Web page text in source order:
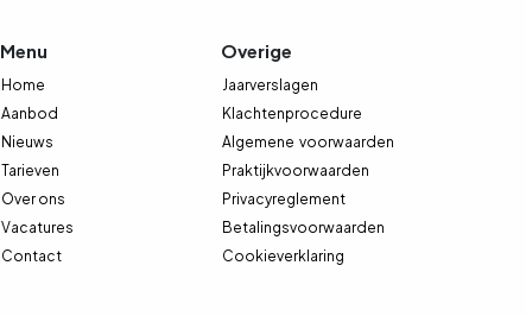
Menu
Home
Aanbod
Nieuws
Tarieven
Over ons
Vacatures
Contact
Overige
Jaarverslagen
Klachtenprocedure
Algemene voorwaarden
Praktijkvoorwaarden
Privacyreglement
Betalingsvoorwaarden
Cookieverklaring